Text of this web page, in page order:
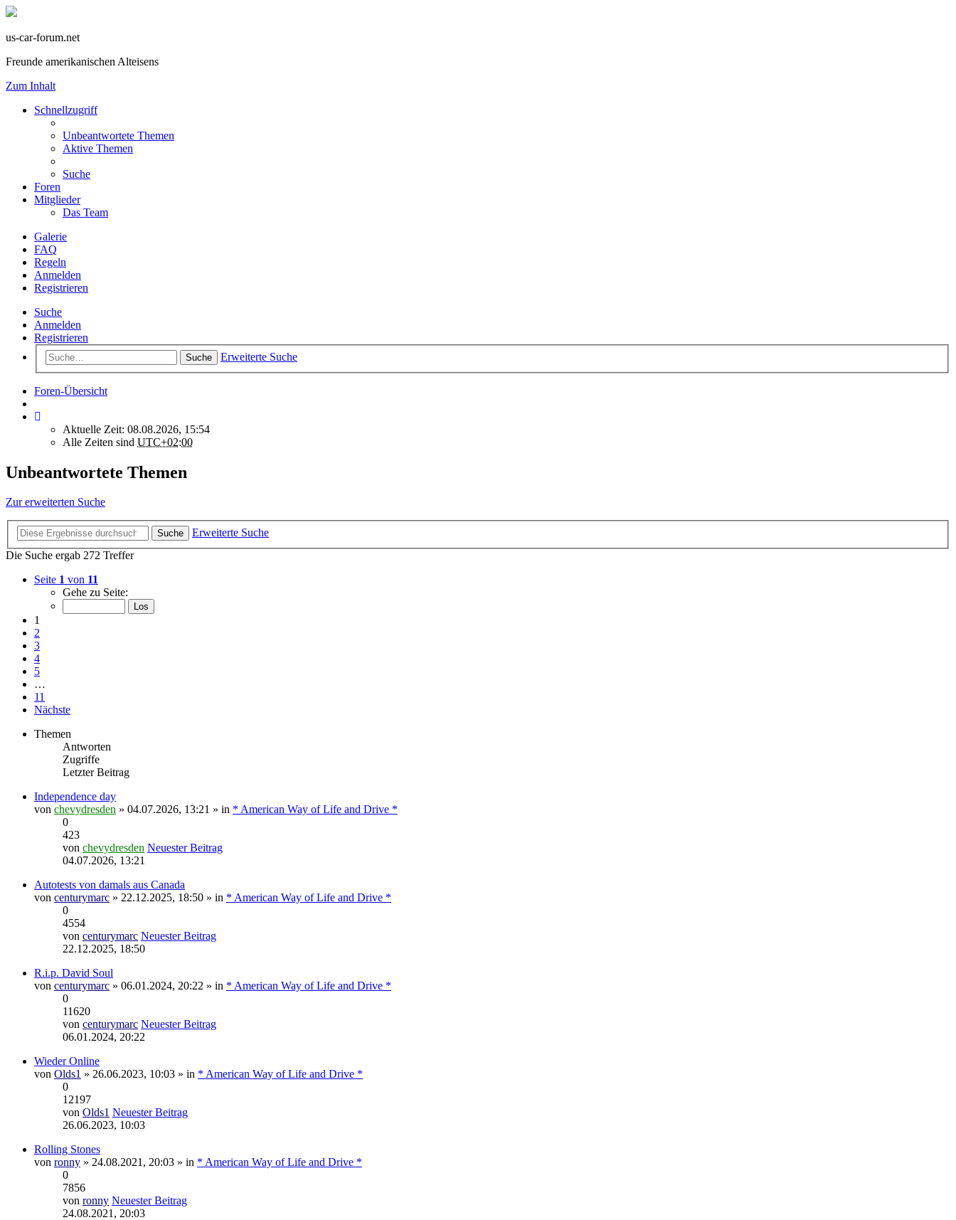
us-car-forum.net
Freunde amerikanischen Alteisens
Zum Inhalt
Schnellzugriff
Unbeantwortete Themen
Aktive Themen
Suche
Foren
Mitglieder
Das Team
Galerie
FAQ
Regeln
Anmelden
Registrieren
Suche
Anmelden
Registrieren
Suche Erweiterte Suche
Foren-Übersicht
Aktuelle Zeit: 08.08.2026, 15:54
Alle Zeiten sind UTC+02:00
Unbeantwortete Themen
Zur erweiterten Suche
Suche
Erweiterte Suche
Die Suche ergab 272 Treffer
Seite 1 von 11
Gehe zu Seite:
1
2
3
4
5
…
11
Nächste
Themen
Antworten
Zugriffe
Letzter Beitrag
Independence day
von chevydresden » 04.07.2026, 13:21 » in * American Way of Life and Drive *
0
423
von chevydresden Neuester Beitrag
04.07.2026, 13:21
Autotests von damals aus Canada
von centurymarc » 22.12.2025, 18:50 » in * American Way of Life and Drive *
0
4554
von centurymarc Neuester Beitrag
22.12.2025, 18:50
R.i.p. David Soul
von centurymarc » 06.01.2024, 20:22 » in * American Way of Life and Drive *
0
11620
von centurymarc Neuester Beitrag
06.01.2024, 20:22
Wieder Online
von Olds1 » 26.06.2023, 10:03 » in * American Way of Life and Drive *
0
12197
von Olds1 Neuester Beitrag
26.06.2023, 10:03
Rolling Stones
von ronny » 24.08.2021, 20:03 » in * American Way of Life and Drive *
0
7856
von ronny Neuester Beitrag
24.08.2021, 20:03